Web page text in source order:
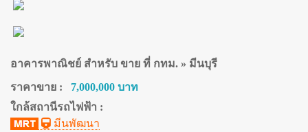
อาคารพาณิชย์ สำหรับ ขาย ที่ กทม. » มีนบุรี
ราคาขาย : 7,000,000 บาท
ใกล้สถานีรถไฟฟ้า :
มีนพัฒนา